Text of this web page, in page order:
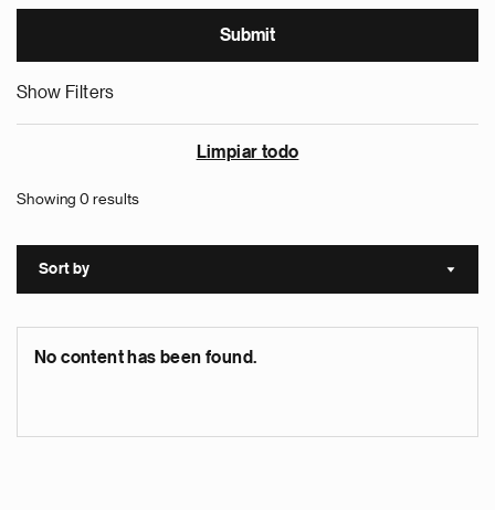
Show Filters
Limpiar todo
Showing 0 results
Sort by Sort
No content has been found.